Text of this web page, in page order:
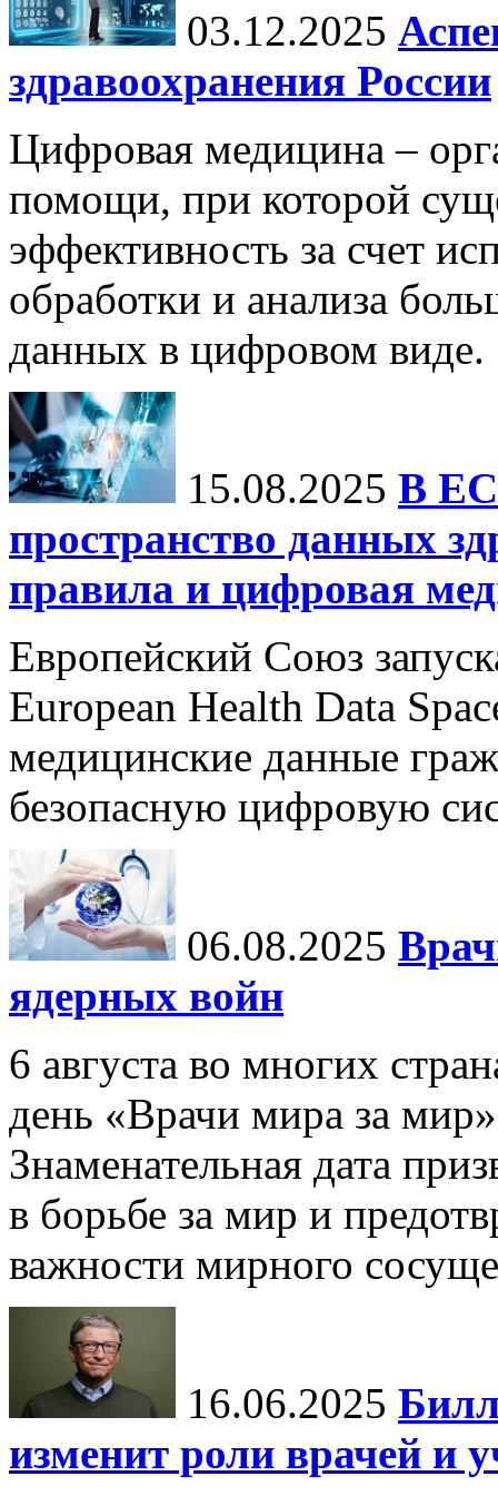
03.12.2025
здравоохранения России
Цифровая медицина –
помощи, при которой
эффективность за счет
обработки и анализа
данных в цифровом виде.
15.08.2025 В ЕС
пространство данных
правила и цифровая
Европейский Союз
European Health Data
медицинские данные
безопасную цифровую
06.08.2025
ядерных войн
6 августа во многих
день «Врачи мира за
Знаменательная дата
в борьбе за мир и
важности мирного
16.06.2025
изменит роли врачей и